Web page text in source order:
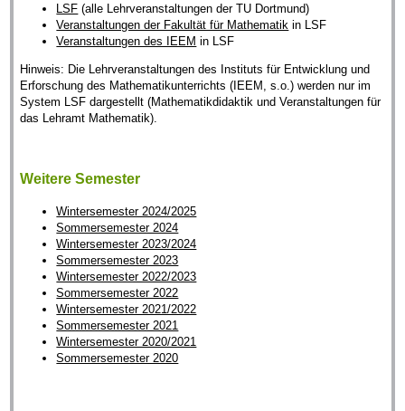
LSF (alle Lehrveranstaltungen der TU Dortmund)
Veranstaltungen der Fakultät für Mathematik in LSF
Veranstaltungen des IEEM in LSF
Hinweis: Die Lehrveranstaltungen des Instituts für Entwicklung und
Erforschung des Mathematikunterrichts (IEEM, s.o.) werden nur im
System LSF dargestellt (Mathematikdidaktik und Veranstaltungen für
das Lehramt Mathematik).
Weitere Semester
Wintersemester 2024/2025
Sommersemester 2024
Wintersemester 2023/2024
Sommersemester 2023
Wintersemester 2022/2023
Sommersemester 2022
Wintersemester 2021/2022
Sommersemester 2021
Wintersemester 2020/2021
Sommersemester 2020